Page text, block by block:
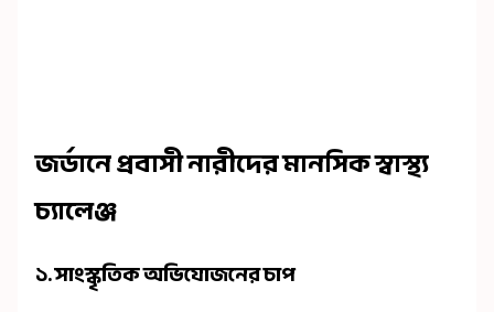
জর্ডানে প্রবাসী নারীদের মানসিক স্বাস্থ্য
চ্যালেঞ্জ
১. সাংস্কৃতিক অভিযোজনের চাপ